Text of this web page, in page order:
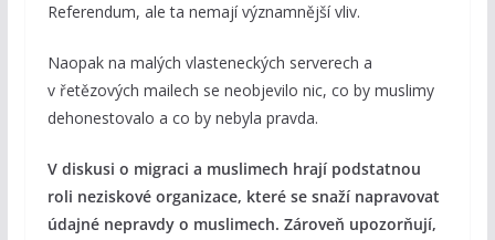
Referendum, ale ta nemají významnější vliv.
Naopak na malých vlasteneckých serverech a
v řetězových mailech se neobjevilo nic, co by muslimy
dehonestovalo a co by nebyla pravda.
V diskusi o migraci a muslimech hrají podstatnou
roli neziskové organizace, které se snaží napravovat
údajné nepravdy o muslimech. Zároveň upozorňují,